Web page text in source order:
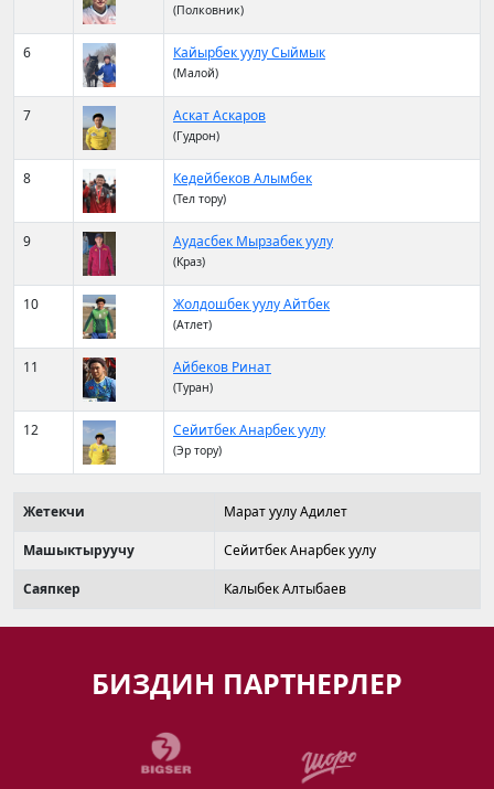
(Полковник)
6 Кайырбек уулу Сыймык
(Малой)
7 Аскат Аскаров
(Гудрон)
8 Кедейбеков Алымбек
(Тел тору)
9 Аудасбек Мырзабек уулу
(Краз)
10 Жолдошбек уулу Айтбек
(Атлет)
11 Айбеков Ринат
(Туран)
12 Сейитбек Анарбек уулу
(Эр тору)
Жетекчи Марат уулу Адилет
Машыктыруучу Сейитбек Анарбек уулу
Саяпкер Калыбек Алтыбаев
БИЗДИН ПАРТНЕРЛЕР